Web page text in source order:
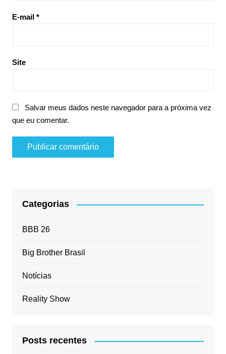
E-mail *
Site
Salvar meus dados neste navegador para a próxima vez
que eu comentar.
Categorias
BBB 26
Big Brother Brasil
Notícias
Reality Show
Posts recentes